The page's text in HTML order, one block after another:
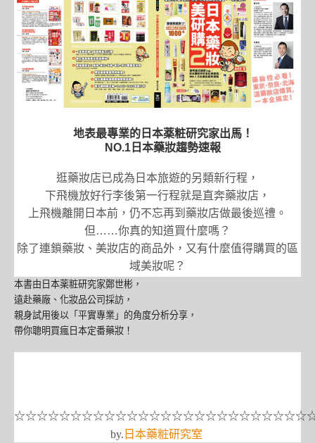
地表最專業的日本薬粧研究家出馬！
NO.1日本藥妝趨勢速報
逛藥妝店已成為日本旅遊的另類新行程，
下飛機放好行李後第一行程就是直奔藥妝店，
上飛機離開日本前，仍不忘再到藥妝店做最後巡禮。
但……你真的知道買什麼嗎？
除了連鎖藥妝、美妝店的商品外，又有什麼值得購買的區
域美妝呢？
本書由日本薬粧研究家鄭世彬，
遠赴藥廠、化妝品公司採訪，
親身試用後以「平實專業」的角度分析分享，
帶你聰明買瘋日本定番藥妝！
by. 日本藥粧研究室